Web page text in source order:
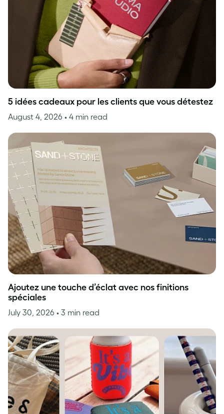
5 idées cadeaux pour les clients que vous détestez
August 4, 2026 • 4 min read
Ajoutez une touche d’éclat avec nos finitions
spéciales
July 30, 2026 • 3 min read